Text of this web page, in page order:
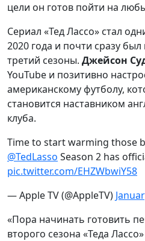
цели он готов пойти на
Сериал «Тед Лассо» стал
2020 года и почти сразу
третий сезоны. Джейсон
YouTube и позитивно
американскому футболу,
становится наставником
клуба.
Time to start warming those
@TedLasso Season 2 has
pic.twitter.com/EHZWbwiY58
— Apple TV (@AppleTV)
«Пора начинать готовить
второго сезона «Теда